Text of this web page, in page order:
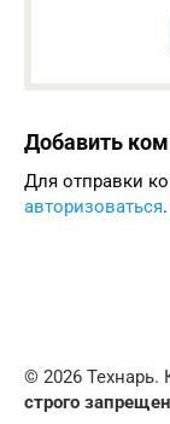
Добавить
Для отправки
авторизоваться.
© 2026
строго